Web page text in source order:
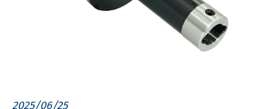
2025/06/25